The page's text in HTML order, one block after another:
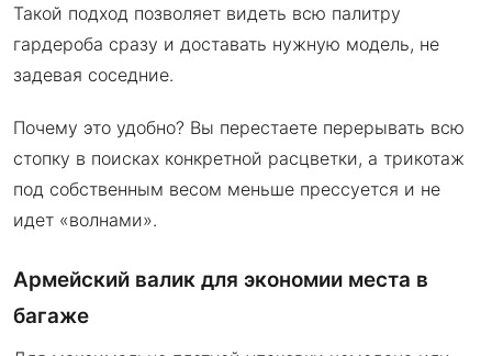
Такой подход позволяет видеть всю палитру
гардероба сразу и доставать нужную модель, не
задевая соседние.
Почему это удобно? Вы перестаете перерывать всю
стопку в поисках конкретной расцветки, а трикотаж
под собственным весом меньше прессуется и не
идет «волнами».
Армейский валик для экономии места в
багаже